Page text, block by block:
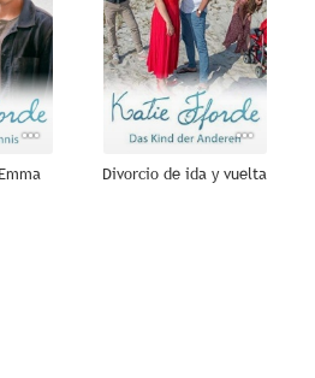
Divorcio de ida y vuelta